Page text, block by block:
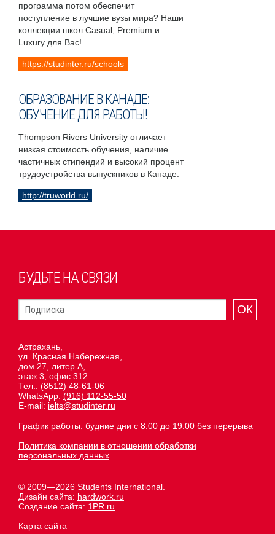
программа потом обеспечит
поступление в лучшие вузы мира? Наши
коллекции школ Casual, Premium и
Luxury для Вас!
https://studinter.ru/schools
ОБРАЗОВАНИЕ В КАНАДЕ:
ОБУЧЕНИЕ ДЛЯ РАБОТЫ!
Thompson Rivers University отличает
низкая стоимость обучения, наличие
частичных стипендий и высокий процент
трудоустройства выпускников в Канаде.
http://truworld.ru/
БУДЬТЕ НА СВЯЗИ
ОК
Астрахань,
ул. Красная Набережная,
дом 27, литер А,
этаж 3, офис 312
Тел.: (8512) 48-61-06
WhatsApp: (916) 112-55-50
E-mail: ielts@studinter.ru
График работы: будние дни с 8:00 до 19:00 без перерыва
Политика компании в отношении обработки
персональных данных
© 2009—2026 Students International.
Дизайн сайта: hardwork.ru
Создание сайта: 1PR.ru
Карта сайта